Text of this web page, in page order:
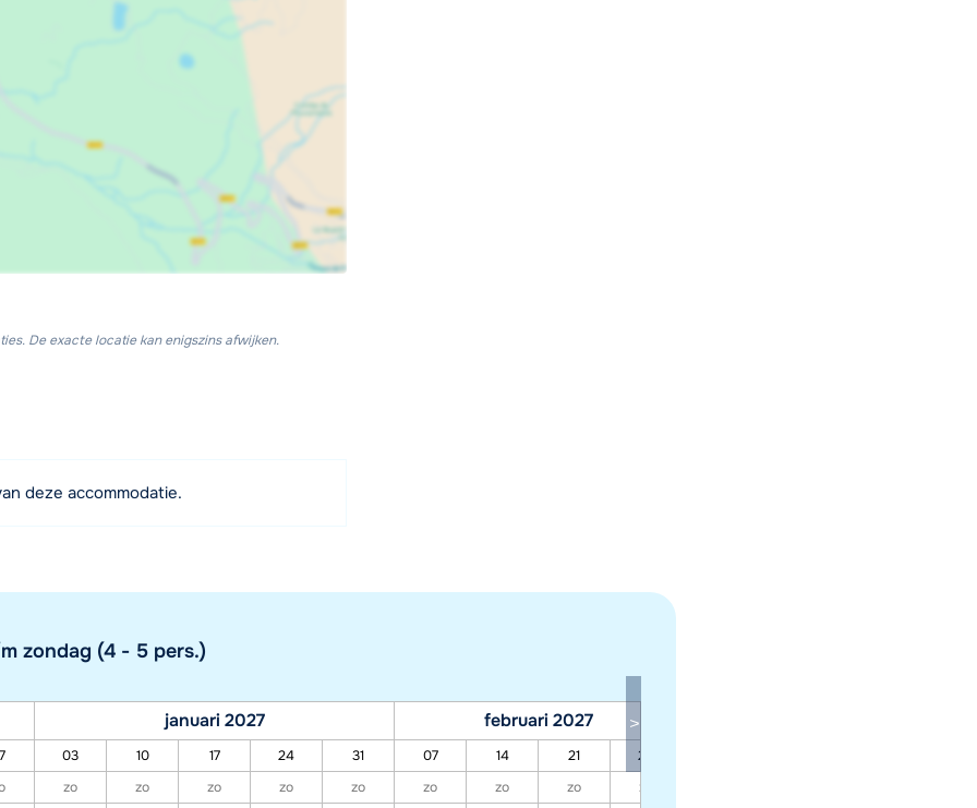
De exacte locatie kan enigszins afwijken.
deze accommodatie.
zondag (4 - 5 pers.)
januari 2027 februari 2027
03 10 17 24 31 07 14 21 28
zo zo zo zo zo zo zo zo zo